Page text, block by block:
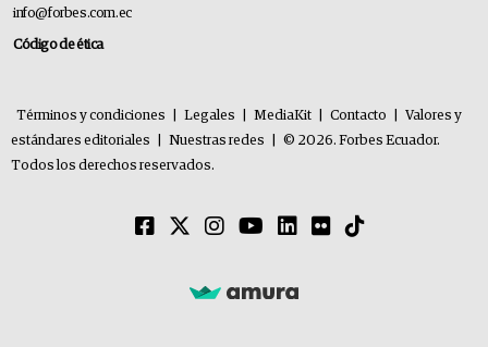
info@forbes.com.ec
Código de ética
Términos y condiciones Legales MediaKit Contacto
Valores y
estándares editoriales
Nuestras redes
© 2026. Forbes Ecuador.
Todos los derechos reservados.